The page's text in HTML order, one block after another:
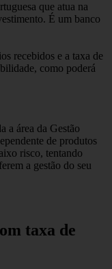
que atua na
É um banco
recebidos e a taxa de
como poderá
a área da Gestão
de produtos
risco, tentando
a gestão do seu
taxa de